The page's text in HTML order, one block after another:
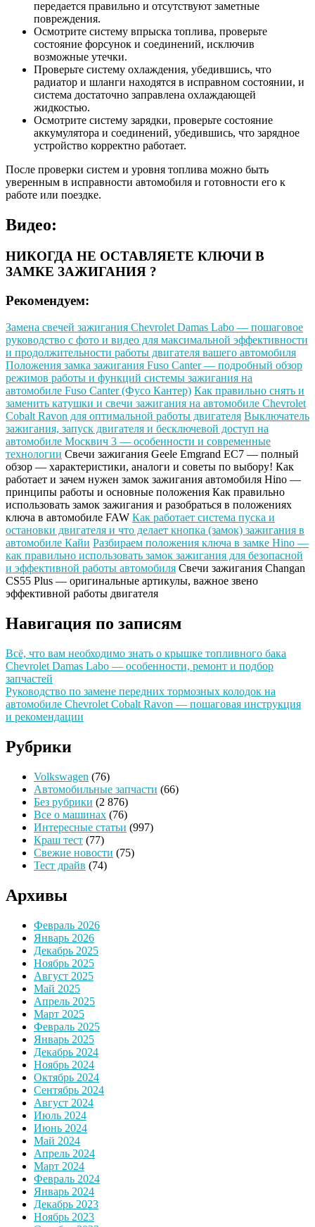
передается правильно и отсутствуют заметные
повреждения.
Осмотрите систему впрыска топлива, проверьте
состояние форсунок и соединений, исключив
возможные утечки.
Проверьте систему охлаждения, убедившись, что
радиатор и шланги находятся в исправном состоянии, и
система достаточно заправлена охлаждающей
жидкостью.
Осмотрите систему зарядки, проверьте состояние
аккумулятора и соединений, убедившись, что зарядное
устройство корректно работает.
После проверки систем и уровня топлива можно быть
уверенным в исправности автомобиля и готовности его к
работе или поездке.
Видео:
НИКОГДА НЕ ОСТАВЛЯЕТЕ КЛЮЧИ В
ЗАМКЕ ЗАЖИГАНИЯ ?
Рекомендуем:
Замена свечей зажигания Chevrolet Damas Labo — пошаговое
руководство с фото и видео для максимальной эффективности
и продолжительности работы двигателя вашего автомобиля
Положения замка зажигания Fuso Canter — подробный обзор
режимов работы и функций системы зажигания на
автомобиле Fuso Canter (Фусо Кантер) Как правильно снять и
заменить катушки и свечи зажигания на автомобиле Chevrolet
Cobalt Ravon для оптимальной работы двигателя Выключатель
зажигания, запуск двигателя и бесключевой доступ на
автомобиле Москвич 3 — особенности и современные
технологии Свечи зажигания Geele Emgrand EC7 — полный
обзор — характеристики, аналоги и советы по выбору! Как
работает и зачем нужен замок зажигания автомобиля Hino —
принципы работы и основные положения Как правильно
использовать замок зажигания и разобраться в положениях
ключа в автомобиле FAW Как работает система пуска и
остановки двигателя и что делает кнопка (замок) зажигания в
автомобиле Кайи Разбираем положения ключа в замке Hino —
как правильно использовать замок зажигания для безопасной
и эффективной работы автомобиля Свечи зажигания Changan
CS55 Plus — оригинальные артикулы, важное звено
эффективной работы двигателя
Навигация по записям
Всё, что вам необходимо знать о крышке топливного бака
Chevrolet Damas Labo — особенности, ремонт и подбор
запчастей
Руководство по замене передних тормозных колодок на
автомобиле Chevrolet Cobalt Ravon — пошаговая инструкция
и рекомендации
Рубрики
Volkswagen (76)
Автомобильные запчасти (66)
Без рубрики (2 876)
Все о машинах (76)
Интересные статьи (997)
Краш тест (77)
Свежие новости (75)
Тест драйв (74)
Архивы
Февраль 2026
Январь 2026
Декабрь 2025
Ноябрь 2025
Август 2025
Май 2025
Апрель 2025
Март 2025
Февраль 2025
Январь 2025
Декабрь 2024
Ноябрь 2024
Октябрь 2024
Сентябрь 2024
Август 2024
Июль 2024
Июнь 2024
Май 2024
Апрель 2024
Март 2024
Февраль 2024
Январь 2024
Декабрь 2023
Ноябрь 2023